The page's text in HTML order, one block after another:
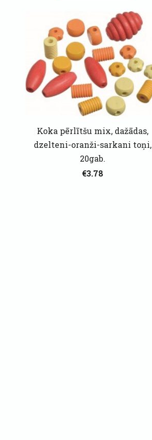
Koka pērlītšu mix, dažādas,
dzelteni-oranži-sarkani toņi,
20gab.
€3.78